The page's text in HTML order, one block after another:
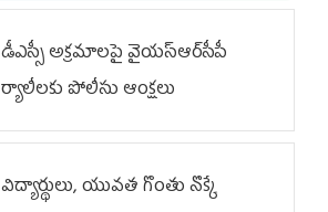
డీఎస్సీ అక్రమాలపై వైయ‌స్ఆర్‌సీపీ
ర్యాలీలకు పోలీసు ఆంక్షలు
విద్యార్థులు, యువత గొంతు నొక్కే